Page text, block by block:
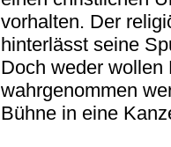
vorhalten. Der
hinterlässt seine
Doch weder
wahrgenommen
Bühne in eine